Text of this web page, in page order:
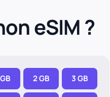
eSIM ?
2 GB 3 GB